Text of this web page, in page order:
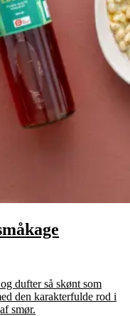
dufter så skønt som
den karakterfulde rod i
smør.